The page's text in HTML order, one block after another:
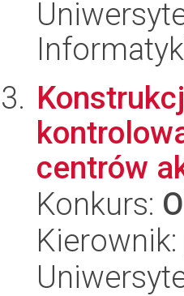
centrów
Konkurs: